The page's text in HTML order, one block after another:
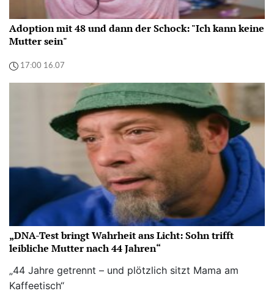
Adoption mit 48 und dann der Schock: "Ich kann keine
Mutter sein"
17:00 16.07
„DNA-Test bringt Wahrheit ans Licht: Sohn trifft
leibliche Mutter nach 44 Jahren“
„44 Jahre getrennt – und plötzlich sitzt Mama am
Kaffeetisch“